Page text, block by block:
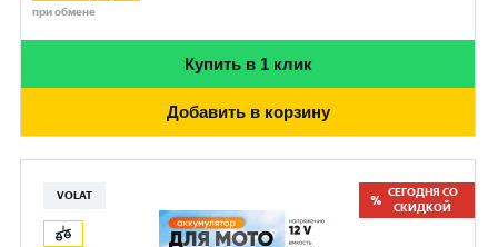
при обмене
Купить в 1 клик
Добавить в корзину
VOLAT
СЕГОДНЯ СО
СКИДКОЙ